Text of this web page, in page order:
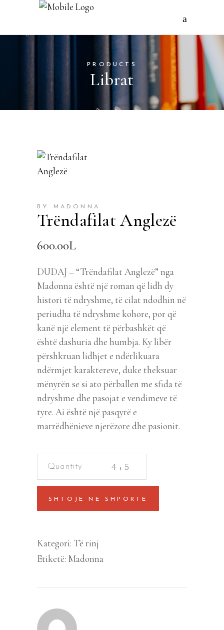
PRODUCTS
Librat
BY MADONNA
Trëndafilat Anglezë
600.00L
DUDAJ – “Trëndafilat Anglezë” nga
Madonna është një roman që lidh dy
histori të ndryshme, të cilat ndodhin në
periudha të ndryshme kohore, por që
kanë një element të përbashkët që
është dashuria dhe humbja. Ky libër
përshkruan lidhjet e ndërlikuara
ndërmjet karaktereve, duke theksuar
mënyrën se si ato përballen me sfida të
ndryshme dhe pasojat e vendimeve të
tyre. Ai është një pasqyrë e
marrëdhënieve njerëzore dhe pasionit.
quantity
SHTOJE NË SHPORTË
Kategori: Të rinj
Etiketë: Madonna